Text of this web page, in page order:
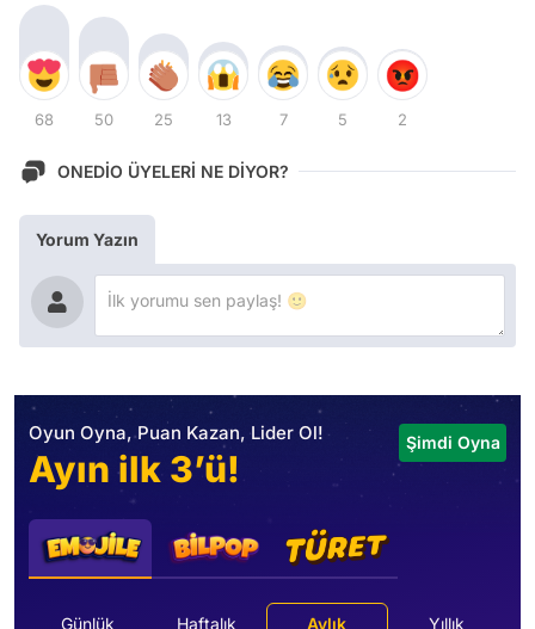
68 50 25 13 7 5 2
ONEDİO ÜYELERİ NE DİYOR?
Yorum Yazın
Oyun Oyna, Puan Kazan, Lider Ol!
Ayın ilk 3’ü!
Şimdi Oyna
Günlük Haftalık Aylık Yıllık